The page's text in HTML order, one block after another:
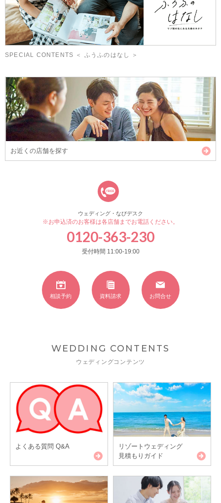
SPECIAL CONTENTS ＜ ふうふのはなし ＞
お近くの店舗を探す
ウェディング・なびデスク
※お申込済のお客様は各店舗までお電話ください。
0120-363-230
受付時間 11:00-19:00
相談予約 資料請求 お問合せ
WEDDING CONTENTS
ウェディングコンテンツ
よくある質問 Q&A
リゾートウェディング
見積もりガイド